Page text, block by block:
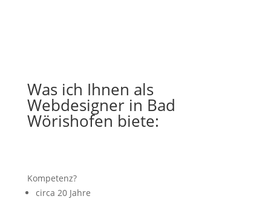
Was ich Ihnen als
Webdesigner in Bad
Wörishofen biete:
Kompetenz?
circa 20 Jahre